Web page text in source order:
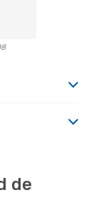
de